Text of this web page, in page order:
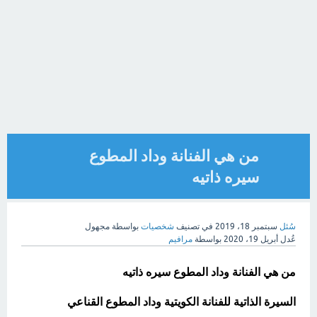
من هي الفنانة وداد المطوع
سيره ذاتيه
سُئل سبتمبر 18، 2019 في تصنيف شخصيات بواسطة مجهول
عُدل أبريل 19، 2020 بواسطة مرافيم
من هي الفنانة وداد المطوع سيره ذاتيه
السيرة الذاتية للفنانة الكويتية وداد المطوع القناعي